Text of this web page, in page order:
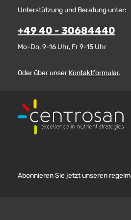
Unterstützung und Beratung unter:
+49 40 - 30684440
Mo-Do, 9-16 Uhr, Fr 9-15 Uhr
Oder über unserKontaktformular.
Abonnieren Sie jetzt unseren